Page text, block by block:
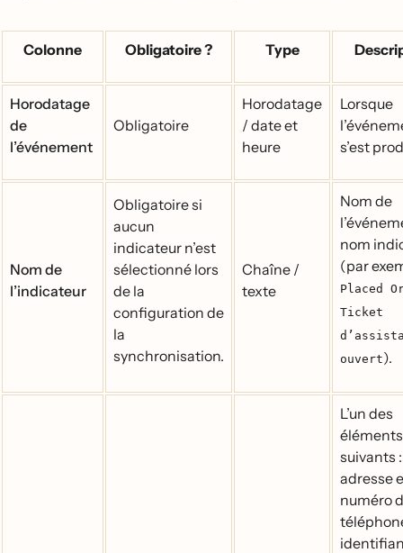
Colonne Obligatoire ? Type
Horodatage
de
l’événement
Obligatoire
Horodatage
/ date et
heure
Lorsque
s’est
Nom de
l’indicateur
Obligatoire si
aucun
indicateur n’est
sélectionné lors
de la
configuration de
la
synchronisation.
Chaîne /
texte
Nom de
nom
(par
Placed
Ticket
ouvert).
L’un des
éléments
suivants :
adresse
numéro